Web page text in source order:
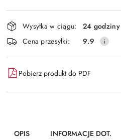
Wyślij
Dostępność
i
dostawa
Wysyłka w ciągu:
24 godziny
Cena przesyłki:
9.9
Pobierz produkt do PDF
OPIS
INFORMACJE DOT.